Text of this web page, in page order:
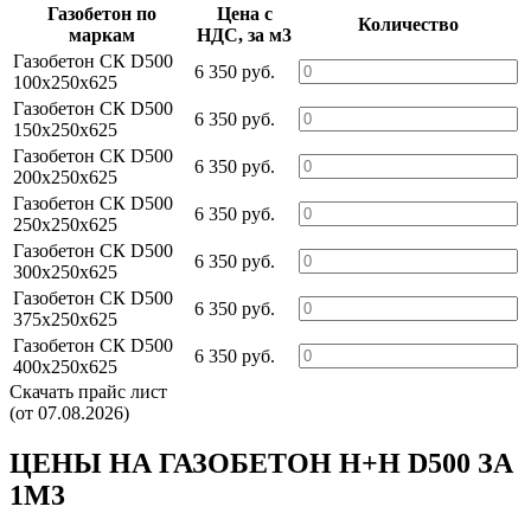
Газобетон по
маркам
Цена c
НДС, за м3
Количество
Газобетон СК D500
100х250х625
6 350 руб.
Газобетон СК D500
150х250х625
6 350 руб.
Газобетон СК D500
200х250х625
6 350 руб.
Газобетон СК D500
250х250х625
6 350 руб.
Газобетон СК D500
300х250х625
6 350 руб.
Газобетон СК D500
375х250х625
6 350 руб.
Газобетон СК D500
400х250х625
6 350 руб.
Скачать прайс лист
(от 07.08.2026)
ЦЕНЫ НА ГАЗОБЕТОН H+H D500 ЗА
1М3